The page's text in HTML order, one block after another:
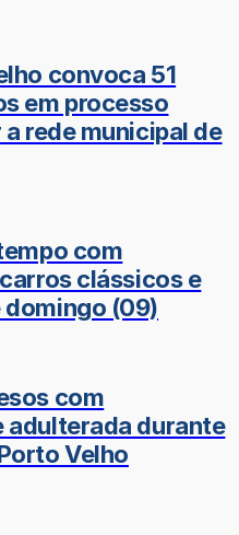
convoca 51
em processo
rede municipal de
com
clássicos e
(09)
com
durante
Velho